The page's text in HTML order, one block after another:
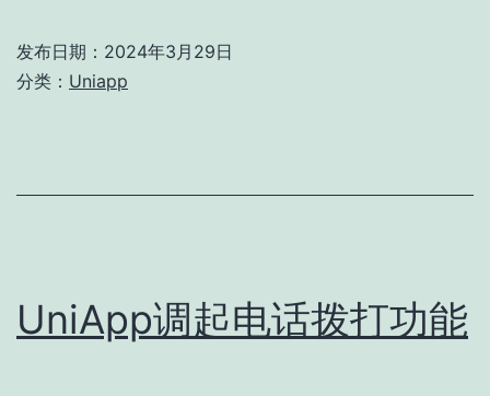
发布日期： 2024年3月29日
分类： Uniapp
UniApp调起电话拨打功能